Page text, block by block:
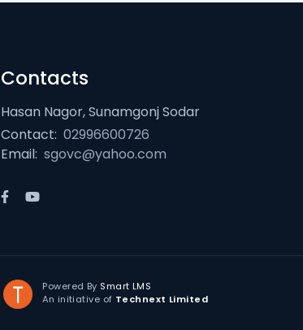
Contacts
Hasan Nagor, Sunamgonj Sodar
Contact: 02996600726
Email: sgovc@yahoo.com
Powered By Smart LMS
An initiative of Technext Limited